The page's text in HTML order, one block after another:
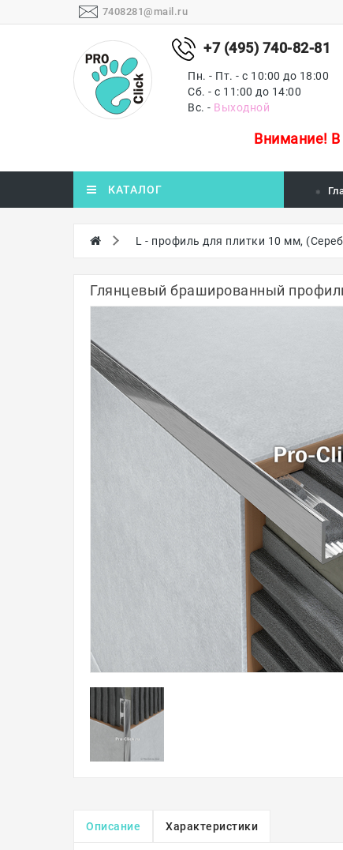
7408281@mail.ru
+7 (495) 740-82-81
Пн. - Пт. - с 10:00 до 18:00
Сб. - с 11:00 до 14:00
Вс. - Выходной
Внимание! В
КАТАЛОГ
L - профиль для плитки 10 мм,
Глянцевый брашированный
Описание Характеристики